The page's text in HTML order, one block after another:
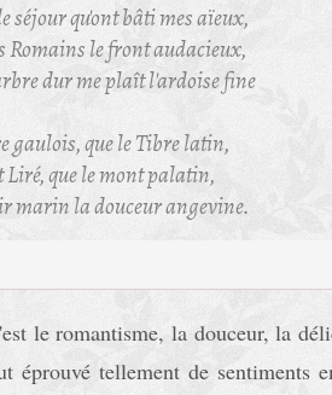
séjour qu'ont bâti mes aïeux,
Romains le front audacieux,
dur me plaît l'ardoise fine
gaulois, que le Tibre latin,
que le mont palatin,
marin la douceur angevine.
le romantisme, la douceur, la
éprouvé tellement de sentiments